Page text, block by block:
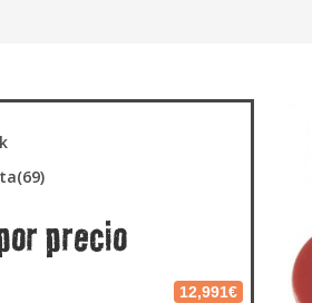
(69)
precio
12,991€